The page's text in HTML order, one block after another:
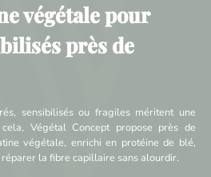
végétale pour
près de
sensibilisés ou fragiles méritent une
Végétal Concept propose près de
végétale, enrichi en protéine de blé,
la fibre capillaire sans alourdir.